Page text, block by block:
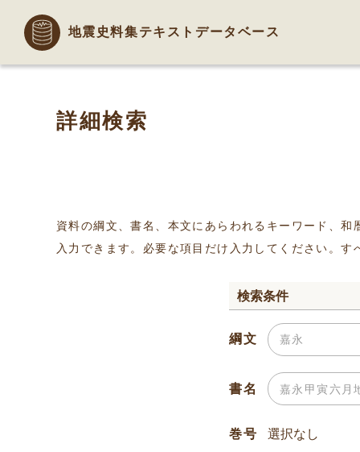
地震史料集テキストデータベース
詳細検索
資料の綱文、書名、本文にあらわれるキーワード、
入力できます。必要な項目だけ入力してください。
検索条件
綱文
書名
巻号